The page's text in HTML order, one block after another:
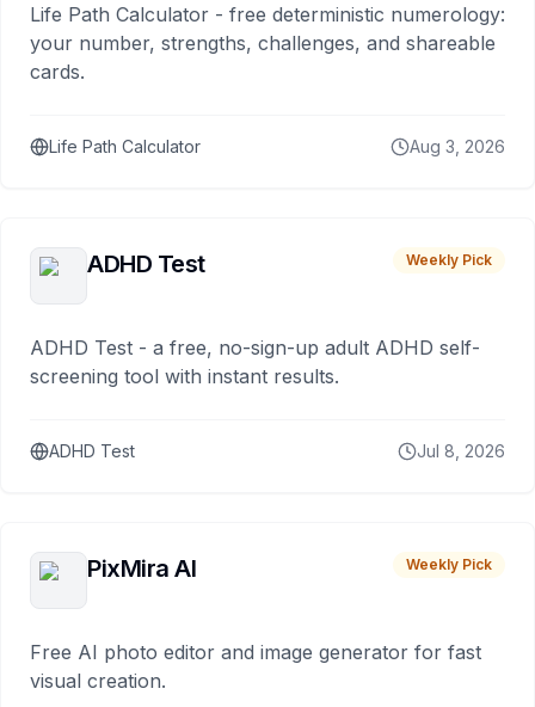
Life Path Calculator - free deterministic numerology:
your number, strengths, challenges, and shareable
cards.
Life Path Calculator Aug 3, 2026
ADHD Test Weekly Pick
ADHD Test - a free, no-sign-up adult ADHD self-
screening tool with instant results.
ADHD Test Jul 8, 2026
PixMira AI Weekly Pick
Free AI photo editor and image generator for fast
visual creation.